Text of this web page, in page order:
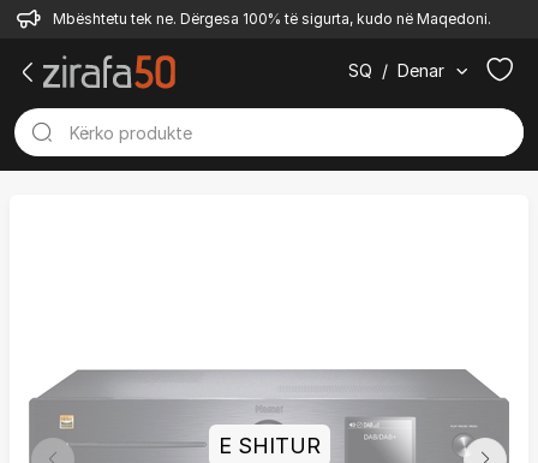
Mbështetu tek ne. Dërgesa 100% të sigurta, kudo në Maqedoni.
SQ / Denar
E SHITUR